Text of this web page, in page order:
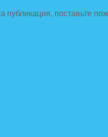
публикация, поставьте